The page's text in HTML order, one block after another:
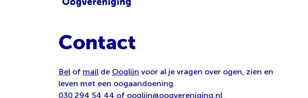
Contact
Bel of mail de Ooglijn voor al je vragen over ogen, zien en
leven met een oogaandoening.
030 294 54 44 of ooglijn@oogvereniging.nl